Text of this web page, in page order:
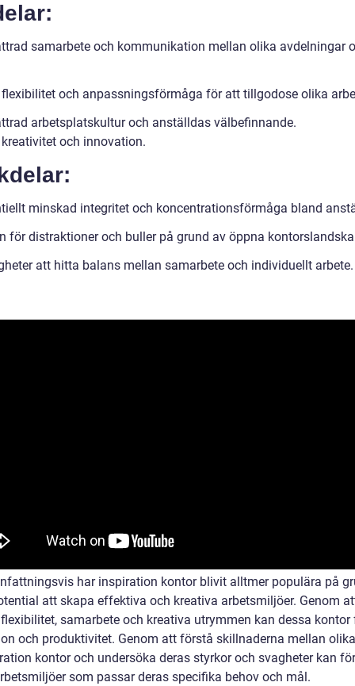
samarbete och kommunikation mellan olika avdelningar
flexibilitet och anpassningsförmåga för att tillgodose olika
arbetsplatskultur och anställdas välbefinnande.
och innovation.
minskad integritet och koncentrationsförmåga bland
för distraktioner och buller på grund av öppna
att hitta balans mellan samarbete och individuellt arbete.
har inspiration kontor blivit alltmer populära på
att skapa effektiva och kreativa arbetsmiljöer. Genom
samarbete och kreativa utrymmen kan dessa
och produktivitet. Genom att förstå skillnaderna mellan
kontor och undersöka deras styrkor och svagheter kan
som passar deras specifika behov och mål.